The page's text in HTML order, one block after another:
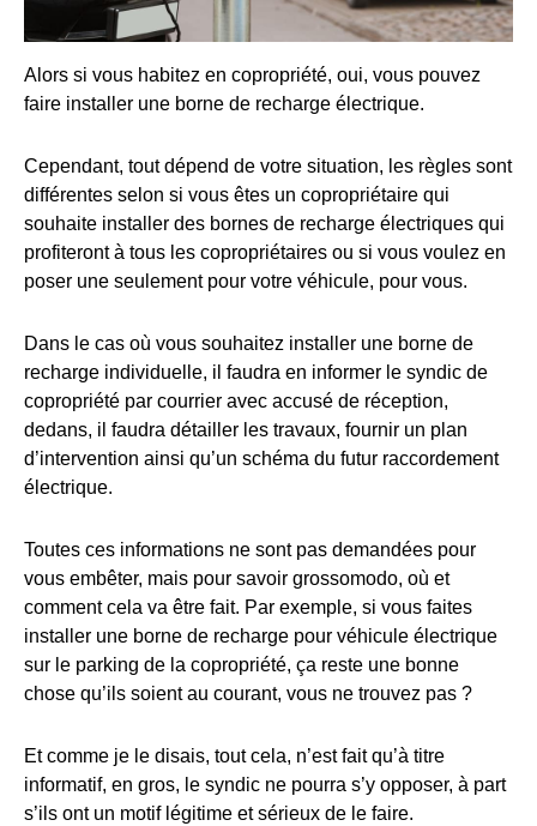
Alors si vous habitez en copropriété, oui, vous pouvez
faire installer une borne de recharge électrique.
Cependant, tout dépend de votre situation, les règles sont
différentes selon si vous êtes un copropriétaire qui
souhaite installer des bornes de recharge électriques qui
profiteront à tous les copropriétaires ou si vous voulez en
poser une seulement pour votre véhicule, pour vous.
Dans le cas où vous souhaitez installer une borne de
recharge individuelle, il faudra en informer le syndic de
copropriété par courrier avec accusé de réception,
dedans, il faudra détailler les travaux, fournir un plan
d’intervention ainsi qu’un schéma du futur raccordement
électrique.
Toutes ces informations ne sont pas demandées pour
vous embêter, mais pour savoir grossomodo, où et
comment cela va être fait. Par exemple, si vous faites
installer une borne de recharge pour véhicule électrique
sur le parking de la copropriété, ça reste une bonne
chose qu’ils soient au courant, vous ne trouvez pas ?
Et comme je le disais, tout cela, n’est fait qu’à titre
informatif, en gros, le syndic ne pourra s’y opposer, à part
s’ils ont un motif légitime et sérieux de le faire.